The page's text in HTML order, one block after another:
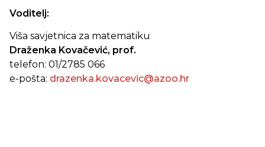
Voditelj:
Viša savjetnica za matematiku
Draženka Kovačević, prof.
telefon: 01/2785 066
e-pošta: drazenka.kovacevic@azoo.hr